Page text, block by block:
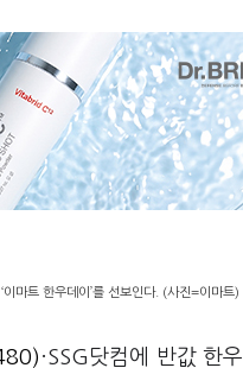
마트 한우데이’를 선보인다. (사진=이마트)
·SSG닷컴에 반값 한